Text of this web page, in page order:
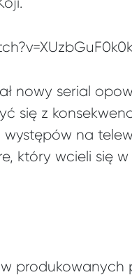
nowy serial
się z
na
który wcieli się
produkowanych